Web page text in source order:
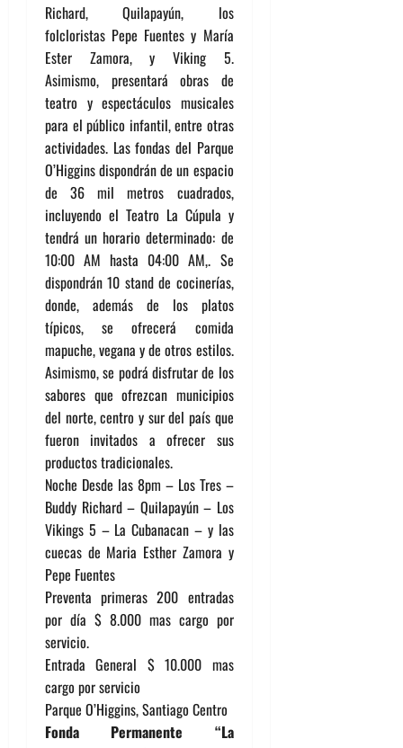
Richard, Quilapayún, los
folcloristas Pepe Fuentes y María
Ester Zamora, y Viking 5.
Asimismo, presentará obras de
teatro y espectáculos musicales
para el público infantil, entre otras
actividades. Las fondas del Parque
O’Higgins dispondrán de un espacio
de 36 mil metros cuadrados,
incluyendo el Teatro La Cúpula y
tendrá un horario determinado: de
10:00 AM hasta 04:00 AM,. Se
dispondrán 10 stand de cocinerías,
donde, además de los platos
típicos, se ofrecerá comida
mapuche, vegana y de otros estilos.
Asimismo, se podrá disfrutar de los
sabores que ofrezcan municipios
del norte, centro y sur del país que
fueron invitados a ofrecer sus
productos tradicionales.
Noche Desde las 8pm – Los Tres –
Buddy Richard – Quilapayún – Los
Vikings 5 – La Cubanacan – y las
cuecas de Maria Esther Zamora y
Pepe Fuentes
Preventa primeras 200 entradas
por día $ 8.000 mas cargo por
servicio.
Entrada General $ 10.000 mas
cargo por servicio
Parque O’Higgins, Santiago Centro
Fonda Permanente “La